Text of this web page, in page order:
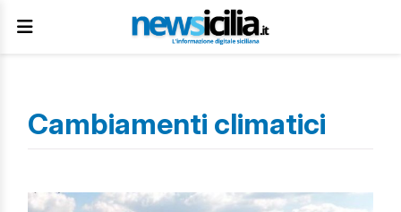
Cambiamenti climatici